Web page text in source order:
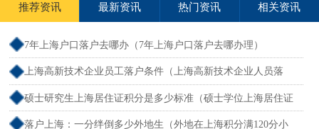
推荐资讯 最新资讯 热门资讯 相关资讯
7年上海户口落户去哪办（7年上海户口落户去哪办理）
上海高新技术企业员工落户条件（上海高新技术企业人员落
户）
硕士研究生上海居住证积分是多少标准（硕士学位上海居住证
积分）
落户上海：一分绊倒多少外地生（外地在上海积分满120分小